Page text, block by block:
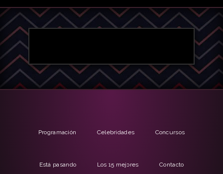
Programación Celebridades Concursos
Está pasando Los 15 mejores Contacto